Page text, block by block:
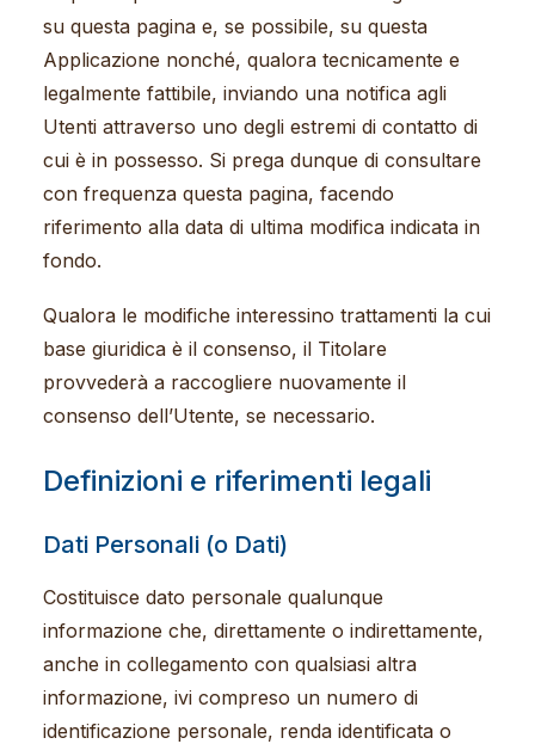
su questa pagina e, se possibile, su questa
Applicazione nonché, qualora tecnicamente e
legalmente fattibile, inviando una notifica agli
Utenti attraverso uno degli estremi di contatto di
cui è in possesso. Si prega dunque di consultare
con frequenza questa pagina, facendo
riferimento alla data di ultima modifica indicata in
fondo.
Qualora le modifiche interessino trattamenti la cui
base giuridica è il consenso, il Titolare
provvederà a raccogliere nuovamente il
consenso dell’Utente, se necessario.
Definizioni e riferimenti legali
Dati Personali (o Dati)
Costituisce dato personale qualunque
informazione che, direttamente o indirettamente,
anche in collegamento con qualsiasi altra
informazione, ivi compreso un numero di
identificazione personale, renda identificata o